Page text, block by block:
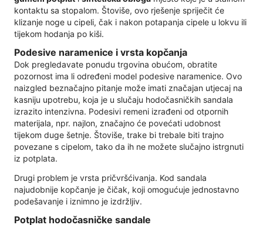
kontaktu sa stopalom. Štoviše, ovo rješenje spriječit će
klizanje noge u cipeli, čak i nakon potapanja cipele u lokvu ili
tijekom hodanja po kiši.
Podesive naramenice i vrsta kopčanja
Dok pregledavate ponudu trgovina obućom, obratite
pozornost ima li određeni model podesive naramenice. Ovo
naizgled beznačajno pitanje može imati značajan utjecaj na
kasniju upotrebu, koja je u slučaju hodočasničkih sandala
izrazito intenzivna. Podesivi remeni izrađeni od otpornih
materijala, npr. najlon, značajno će povećati udobnost
tijekom duge šetnje. Štoviše, trake bi trebale biti trajno
povezane s cipelom, tako da ih ne možete slučajno istrgnuti
iz potplata.
Drugi problem je vrsta pričvršćivanja. Kod sandala
najudobnije kopčanje je čičak, koji omogućuje jednostavno
podešavanje i iznimno je izdržljiv.
Potplat hodočasničke sandale